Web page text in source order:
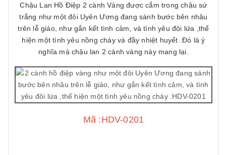
Chậu Lan Hồ Điệp 2 cành Vàng được cắm trong chậu sứ
trắng như một đôi Uyên Ương đang sánh bước bên nhâu
trên lễ giáo, như gắn kết tình cảm, và tình yêu đôi lứa ,thể
hiện một tình yêu nồng cháy và đầy nhiệt huyết .Đó là ý
nghĩa mà chậu lan 2 cành vàng này mang lại.
Mã :HDV-0201